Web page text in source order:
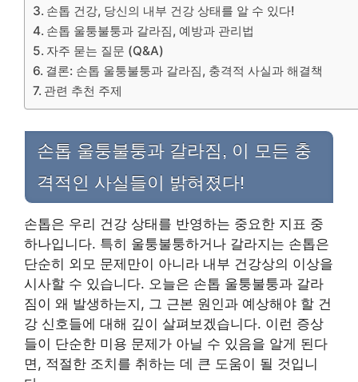
손톱 건강, 당신의 내부 건강 상태를 알 수 있다!
손톱 울퉁불퉁과 갈라짐, 예방과 관리법
자주 묻는 질문 (Q&A)
결론: 손톱 울퉁불퉁과 갈라짐, 충격적 사실과 해결책
관련 추천 주제
손톱 울퉁불퉁과 갈라짐, 이 모든 충
격적인 사실들이 밝혀졌다!
손톱은 우리 건강 상태를 반영하는 중요한 지표 중
하나입니다. 특히 울퉁불퉁하거나 갈라지는 손톱은
단순히 외모 문제만이 아니라 내부 건강상의 이상을
시사할 수 있습니다. 오늘은 손톱 울퉁불퉁과 갈라
짐이 왜 발생하는지, 그 근본 원인과 예상해야 할 건
강 신호들에 대해 깊이 살펴보겠습니다. 이런 증상
들이 단순한 미용 문제가 아닐 수 있음을 알게 된다
면, 적절한 조치를 취하는 데 큰 도움이 될 것입니